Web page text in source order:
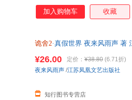
加入购物车 收藏
诡舍2·真假世界 夜来风雨声 著
¥26.00 定价： ¥38.80 (6.71折)
知行图书专营店
夜来风雨声 /江苏凤凰文艺出版社